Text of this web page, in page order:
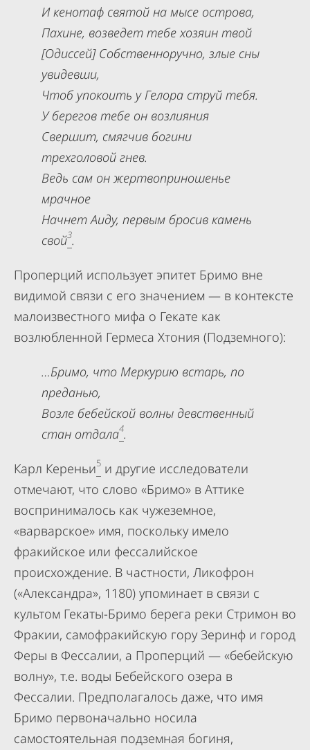
И кенотаф святой на мысе острова,
Пахине, возведет тебе хозяин твой
[Одиссей] Собственноручно, злые сны
увидевши,
Чтоб упокоить у Гелора струй тебя.
У берегов тебе он возлияния
Свершит, смягчив богини
трехголовой гнев.
Ведь сам он жертвоприношенье
мрачное
Начнет Аиду, первым бросив камень
свой3.
Проперций использует эпитет Бримо вне
видимой связи с его значением — в контексте
малоизвестного мифа о Гекате как
возлюбленной Гермеса Хтония (Подземного):
…Бримо, что Меркурию встарь, по
преданью,
Возле бебейской волны девственный
стан отдала4.
Карл Кереньи5 и другие исследователи
отмечают, что слово «Бримо» в Аттике
воспринималось как чужеземное,
«варварское» имя, поскольку имело
фракийское или фессалийское
происхождение. В частности, Ликофрон
(«Александра», 1180) упоминает в связи с
культом Гекаты-Бримо берега реки Стримон во
Фракии, самофракийскую гору Зеринф и город
Феры в Фессалии, а Проперций — «бебейскую
волну», т.е. воды Бебейского озера в
Фессалии. Предполагалось даже, что имя
Бримо первоначально носила
самостоятельная подземная богиня,